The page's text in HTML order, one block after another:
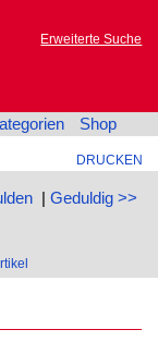
Erweiterte Suche
Shop
DRUCKEN
| Geduldig >>